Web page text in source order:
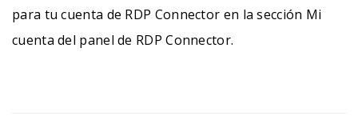
para tu cuenta de RDP Connector en la sección Mi
cuenta del panel de RDP Connector.